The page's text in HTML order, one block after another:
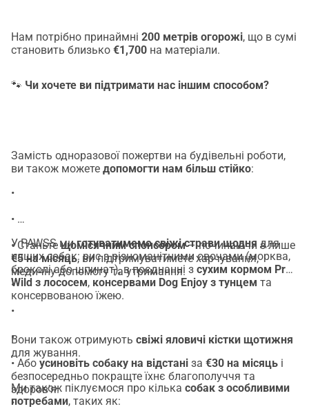
Нам потрібно принаймні 200 метрів огорожі, що в сумі
становить близько €1,700 на матеріали.
🐾 Чи хочете ви підтримати нас іншим способом?
Замість одноразової пожертви на будівельні роботи,
ви також можете допомогти нам більш стійко:
•
•
• Станьтещомісячним спонсором– починаючи з лише
€5 на місяць, ви підтримуватимете харчування,
медичну допомогу та утримання.
•
•
•
• Або усиновіть собаку на відстані за €30 на місяць і
безпосередньо покращте їхнє благополуччя та
здоров'я.
•
У PAWSS миготуватимемо свіжі страви щодня для
наших собак: рис з різноманітними овочами (морква,
броколі або шпинат), в поєднанні з сухим кормом Pro
Wild з лососем, консервами Dog Enjoy з тунцем та
консервованою їжею.
Вони також отримують свіжі яловичі кістки щотижня
для жування.
Ми також піклуємося про кілька собак з особливими
потребами, таких як: